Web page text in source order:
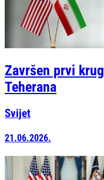
Završen prvi
Teherana
Svijet
21.06.2026.